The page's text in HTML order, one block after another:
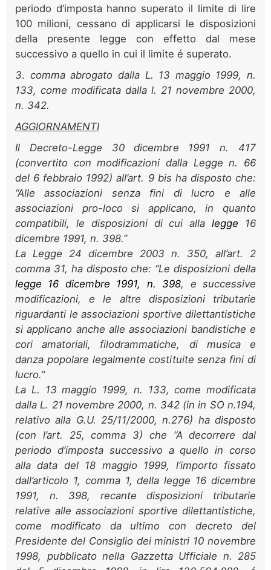
periodo d’imposta hanno superato il limite di lire
100 milioni, cessano di applicarsi le disposizioni
della presente legge con effetto dal mese
successivo a quello in cui il limite é superato.
3. comma abrogato dalla L. 13 maggio 1999, n.
133, come modificata dalla l. 21 novembre 2000,
n. 342.
AGGIORNAMENTI
Il Decreto-Legge 30 dicembre 1991 n. 417
(convertito con modificazioni dalla Legge n. 66
del 6 febbraio 1992) all’art. 9 bis ha disposto che:
“Alle associazioni senza fini di lucro e alle
associazioni pro-loco si applicano, in quanto
compatibili, le disposizioni di cui allalegge 16
dicembre 1991, n. 398.”
La Legge 24 dicembre 2003 n. 350, all’art. 2
comma 31, ha disposto che: “Le disposizioni della
legge 16 dicembre 1991, n. 398, e successive
modificazioni, e le altre disposizioni tributarie
riguardanti le associazioni sportive dilettantistiche
si applicano anche alle associazioni bandistiche e
cori amatoriali, filodrammatiche, di musica e
danza popolare legalmente costituite senza fini di
lucro.”
La L. 13 maggio 1999, n. 133, come modificata
dalla L. 21 novembre 2000, n. 342 (in in SO n.194,
relativo alla G.U. 25/11/2000, n.276) ha disposto
(con l’art. 25, comma 3) che “A decorrere dal
periodo d’imposta successivo a quello in corso
alla data del 18 maggio 1999, l’importo fissato
dall’articolo 1, comma 1, della legge 16 dicembre
1991, n. 398, recante disposizioni tributarie
relative alle associazioni sportive dilettantistiche,
come modificato da ultimo con decreto del
Presidente del Consiglio dei ministri 10 novembre
1998, pubblicato nella Gazzetta Ufficiale n. 285